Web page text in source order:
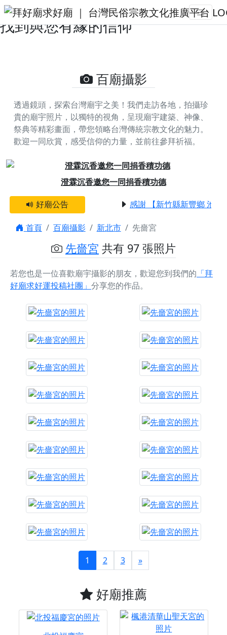
先嗇宮的攝影照片 | 拜好廟求好運
找到與您有緣的信仰
百廟攝影
透過鏡頭，探索台灣廟宇之美！我們走訪各地，拍攝珍
貴的廟宇照片，以獨特的視角，呈現廟宇建築、神像、
祭典等精彩畫面，帶您領略台灣傳統宗教文化的魅力。
歡迎一同欣賞，感受信仰的力量，並前往參拜祈福。
澄霖沉香邀您一同捐香積功德
好廟公告 感謝 【新竹縣新豐鄉 池和
首頁 百廟攝影 新北市 先嗇宮
先嗇宮 共有 97 張照片
若您也是一位喜歡廟宇攝影的朋友，歡迎您到我們的 「拜
好廟求好運投稿社團」 分享您的作品。
1 2 3 »
好廟推薦